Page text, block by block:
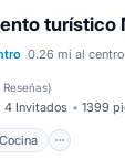
turístico
0.26 mi al centro
Reseñas)
4 Invitados 1399
Cocina
Cocina